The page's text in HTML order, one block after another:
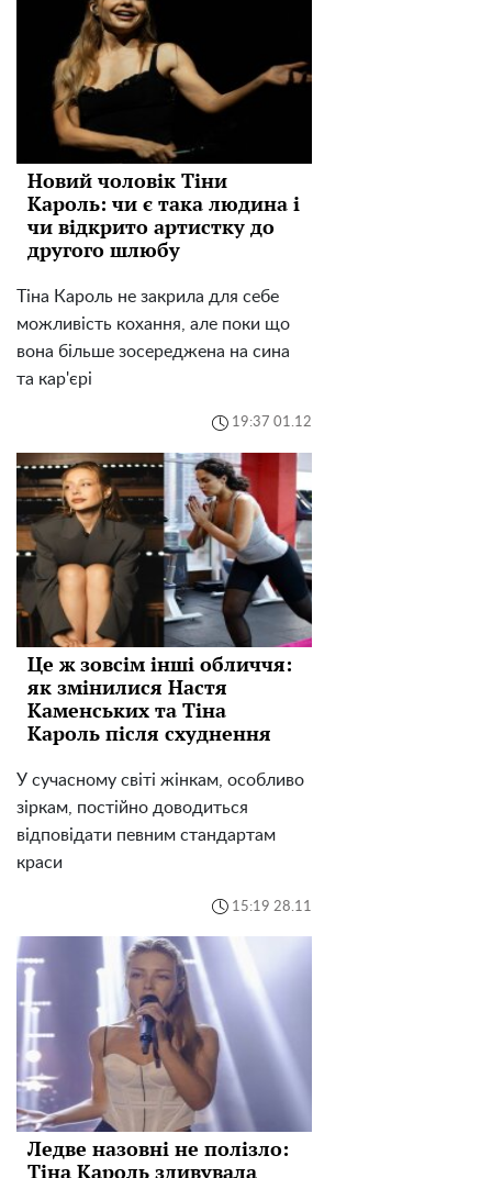
Новий чоловік Тіни
Кароль: чи є така людина і
чи відкрито артистку до
другого шлюбу
Тіна Кароль не закрила для себе
можливість кохання, але поки що
вона більше зосереджена на сина
та кар'єрі
19:37 01.12
Це ж зовсім інші обличчя:
як змінилися Настя
Каменських та Тіна
Кароль після схуднення
У сучасному світі жінкам, особливо
зіркам, постійно доводиться
відповідати певним стандартам
краси
15:19 28.11
Ледве назовні не полізло:
Тіна Кароль здивувала